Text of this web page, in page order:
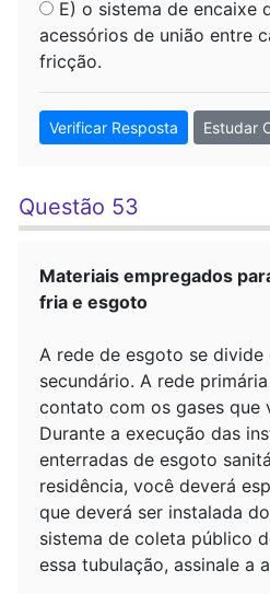
E) o sistema de encaixe
acessórios de união entre
fricção.
Verificar Resposta Estudar
Questão 53
Materiais empregados
fria e esgoto
A rede de esgoto se divide
secundário. A rede
contato com os gases que
Durante a execução das
enterradas de esgoto
residência, você deverá
que deverá ser instalada
sistema de coleta público
essa tubulação, assinale a